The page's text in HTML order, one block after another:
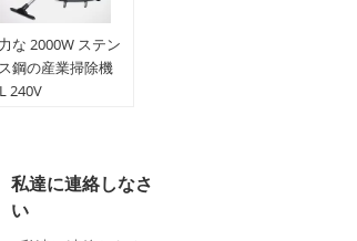
な 2000W ステン
鋼の産業掃除機
240V
私達に連絡しなさ
い